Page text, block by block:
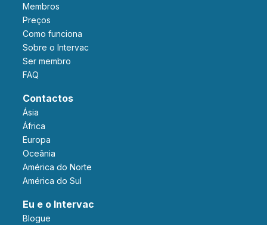
Membros
Preços
Como funciona
Sobre o Intervac
Ser membro
FAQ
Contactos
Ásia
África
Europa
Oceânia
América do Norte
América do Sul
Eu e o Intervac
Blogue